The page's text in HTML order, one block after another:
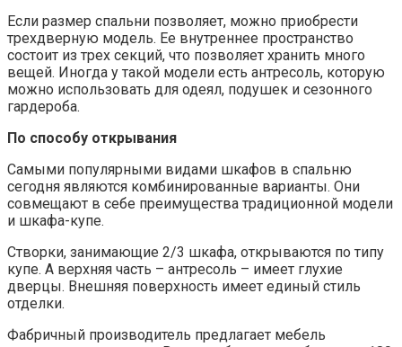
Если размер спальни позволяет, можно приобрести
трехдверную модель. Ее внутреннее пространство
состоит из трех секций, что позволяет хранить много
вещей. Иногда у такой модели есть антресоль, которую
можно использовать для одеял, подушек и сезонного
гардероба.
По способу открывания
Самыми популярными видами шкафов в спальню
сегодня являются комбинированные варианты. Они
совмещают в себе преимущества традиционной модели
и шкафа-купе.
Створки, занимающие 2/3 шкафа, открываются по типу
купе. А верхняя часть – антресоль – имеет глухие
дверцы. Внешняя поверхность имеет единый стиль
отделки.
Фабричный производитель предлагает мебель